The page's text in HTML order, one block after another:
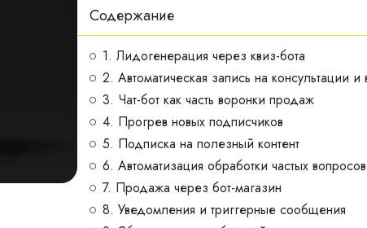
Содержание
1. Лидогенерация через квиз-бота
2. Автоматическая запись на консультации и
3. Чат-бот как часть воронки продаж
4. Прогрев новых подписчиков
5. Подписка на полезный контент
6. Автоматизация обработки частых вопросов
7. Продажа через бот-магазин
8. Уведомления и триггерные сообщения